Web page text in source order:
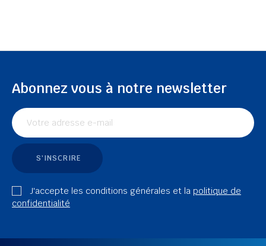
Abonnez vous à notre newsletter
S'INSCRIRE
J'accepte les conditions générales et la politique de
confidentialité